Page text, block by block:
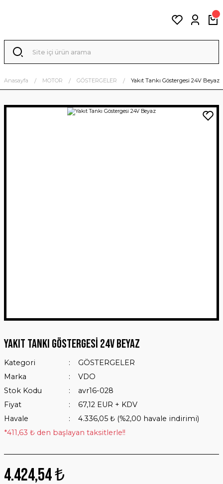
Anasayfa MOTOR GÖSTERGELER Yakıt Tankı Göstergesi 24V Beyaz
Yakıt Tankı Göstergesi 24V Beyaz
Kategori
GÖSTERGELER
Marka
VDO
Stok Kodu
avr16-028
Fiyat
67,12 EUR + KDV
Havale
4.336,05 ₺ (%2,00 havale indirimi)
*411,63 ₺ den başlayan taksitlerle!!
4.424,54 ₺